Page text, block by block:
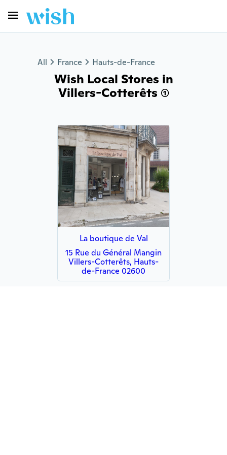
All France Hauts-de-France
Wish Local Stores in
Villers-Cotterêts (1)
La boutique de Val
15 Rue du Général Mangin
Villers-Cotterêts, Hauts-
de-France 02600